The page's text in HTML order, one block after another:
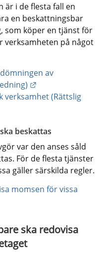
är i de flesta fall en
en beskattningsbar
som köper en tjänst för
verksamheten på något
av
verksamhet (Rättslig
beskattas
var den anses såld
För de flesta tjänster
gäller särskilda regler.
momsen för vissa
ska redovisa